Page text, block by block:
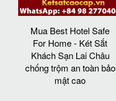
Mua Best Hotel Safe
For Home - Két Sắt
Khách Sạn Lai Châu
chống trộm an toàn bảo
mật cao